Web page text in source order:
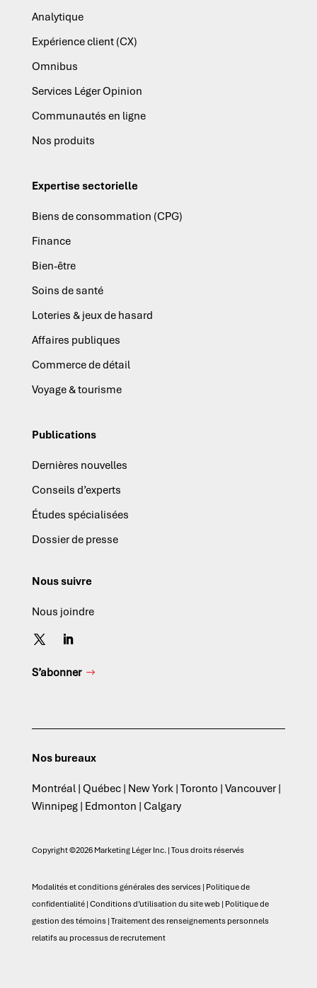
Analytique
Expérience client (CX)
Omnibus
Services Léger Opinion
Communautés en ligne
Nos produits
Expertise sectorielle
Biens de consommation (CPG)
Finance
Bien-être
Soins de santé
Loteries & jeux de hasard
Affaires publiques
Commerce de détail
Voyage & tourisme
Publications
Dernières nouvelles
Conseils d’experts
Études spécialisées
Dossier de presse
Nous suivre
Nous joindre
S’abonner
Nos bureaux
Montréal | Québec | New York | Toronto | Vancouver |
Winnipeg | Edmonton | Calgary
Copyright ©2026 Marketing Léger Inc. | Tous droits réservés
Modalités et conditions générales des services| Politique de
confidentialité| Conditions d’utilisation du site web | Politique de
gestion des témoins| Traitement des renseignements personnels
relatifs au processus de recrutement